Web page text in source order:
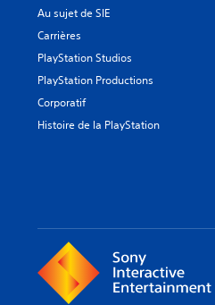
Au sujet de SIE
Carrières
PlayStation Studios
PlayStation Productions
Corporatif
Histoire de la PlayStation